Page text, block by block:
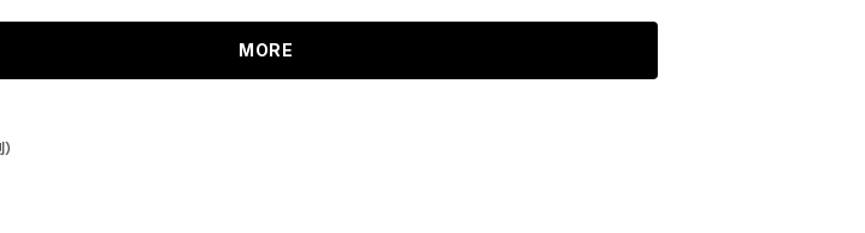
木口から見た1辺約5～15cm 入数重量：20本前後 約22～24kg 箱サイズ：H300mm
乾燥期間：10ヶ月以上 おすすめ用途：薪ストーブ、暖炉、焚火台、キャンプファイ
MORE